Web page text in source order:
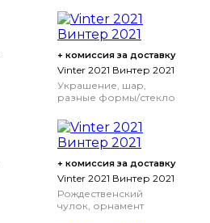
+ комиссия за доставку
Vinter 2021 Винтер 2021
Украшение, шар,
разные формы/стекло
+ комиссия за доставку
Vinter 2021 Винтер 2021
Рождественский
чулок, орнамент